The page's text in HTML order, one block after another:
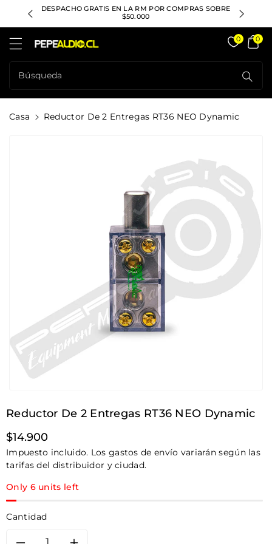
DESPACHO GRATIS EN LA RM POR COMPRAS SOBRE
$50.000
Búsqueda
0 0
Casa Reductor De 2 Entregas RT36 NEO Dynamic
Reductor De 2 Entregas RT36 NEO Dynamic
Precio
habitual
$14.900
Impuesto incluido. Los gastos de envío variarán según las
tarifas del distribuidor y ciudad.
Only 6 units left
Cantidad